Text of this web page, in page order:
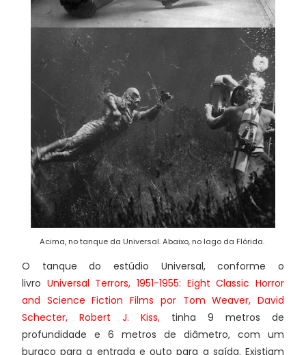
Acima, no tanque da Universal. Abaixo, no lago da Flórida.
O tanque do estúdio Universal, conforme o
livro Universal Terrors, 1951-1955: Eight Classic Horror
and Science Fiction Films por Tom Weaver, David
Schecter, Robert J. Kiss, tinha 9 metros de
profundidade e 6 metros de diâmetro, com um
buraco para a entrada e outo para a saída. Existiam